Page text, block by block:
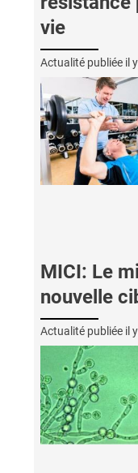
vie
Actualité publiée il
MICI: Le
nouvelle
Actualité publiée il